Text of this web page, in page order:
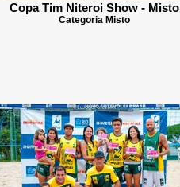
Copa Tim Niteroi Show - Misto
Categoria Misto